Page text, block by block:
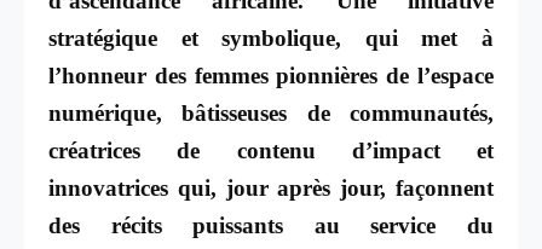
stratégique et symbolique, qui met à
l’honneur des femmes pionnières de l’espace
numérique, bâtisseuses de communautés,
créatrices de contenu d’impact et
innovatrices qui, jour après jour, façonnent
des récits puissants au service du